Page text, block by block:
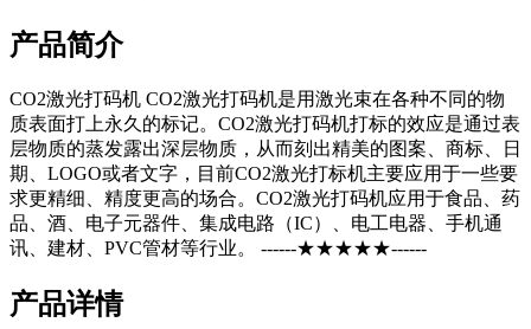
产品简介
CO2激光打码机 CO2激光打码机是用激光束在各种不同的物
质表面打上永久的标记。CO2激光打码机打标的效应是通过表
层物质的蒸发露出深层物质，从而刻出精美的图案、商标、日
期、LOGO或者文字，目前CO2激光打标机主要应用于一些要
求更精细、精度更高的场合。CO2激光打码机应用于食品、药
品、酒、电子元器件、集成电路（IC）、电工电器、手机通
讯、建材、PVC管材等行业。 ------★★★★★------
产品详情